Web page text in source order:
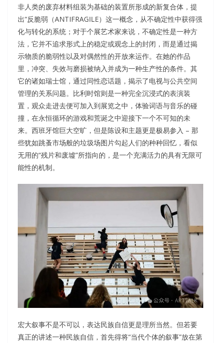
非人类的废弃材料组装为基础的装置所形成的新复合体，提
出“反脆弱（ANTIFRAGILE）这一概念，从不确定性中获得强
化与转化的系统；对于个展艺术家来说，不确定性是一种方
法，它并不追求形式上的稳定或观念上的封闭，而是通过揭
示物质的脆弱性以及对偶然性的开放来运作。在她的作品
里，冲突、失效与磨损被纳入并成为一种生产性的条件。其
它的诸如瑞士馆，通过同性恋话题，揭示了电视与公共空间
管理的关系问题。比利时馆则是一种完全沉浸式的表演装
置，观众走进去便可加入到展览之中，体验词语与音乐的碰
撞，在永恒循环的游戏和荒诞之中迎接下一个不可知的未
来。西班牙馆巨大空旷，但是陈设和主题更是极易参入 – 那
些犹如跳蚤市场般的垃圾场图片勾起人们的种种回忆，看似
无用的“残片和废墟”所指向的，是一个充满活力的具有无限可
能性的机制。
宏大叙事不是不可以，表达民族自信更是理所当然。但若要
真正的讲述一种民族自信，首先得将“当代个体的叙事”放在第